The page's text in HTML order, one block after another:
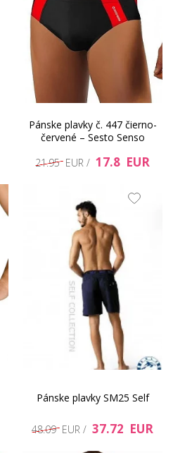
Pánske plavky č. 447 čierno-
červené – Sesto Senso
21.95 EUR / 17.8 EUR
Pánske plavky SM25 Self
48.09 EUR / 37.72 EUR